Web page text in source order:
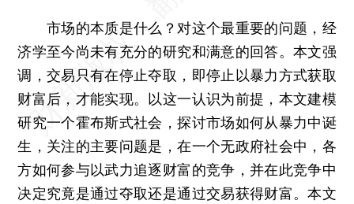
市场的本质是什么？对这个最重要的问题，经
济学至今尚未有充分的研究和满意的回答。本文强
调，交易只有在停止夺取，即停止以暴力方式获取
财富后，才能实现。以这一认识为前提，本文建模
研究一个霍布斯式社会，探讨市场如何从暴力中诞
生，关注的主要问题是，在一个无政府社会中，各
方如何参与以武力追逐财富的竞争，并在此竞争中
决定究竟是通过夺取还是通过交易获得财富。本文